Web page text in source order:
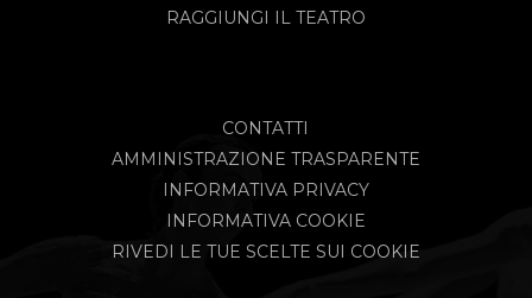
RAGGIUNGI IL TEATRO
CONTATTI
AMMINISTRAZIONE TRASPARENTE
INFORMATIVA PRIVACY
INFORMATIVA COOKIE
RIVEDI LE TUE SCELTE SUI COOKIE